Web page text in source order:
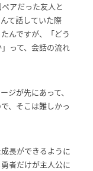
アだった友人と
て話していた際
んですが、「どう
って、会話の流れ
ジが先にあって、
、そこは難しかっ
長ができるように
者だけが主人公に